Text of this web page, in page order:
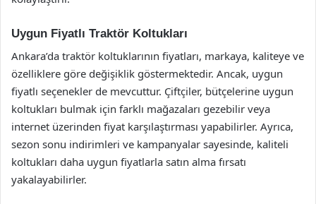
Uygun Fiyatlı Traktör Koltukları
Ankara’da traktör koltuklarının fiyatları, markaya, kaliteye ve
özelliklere göre değişiklik göstermektedir. Ancak, uygun
fiyatlı seçenekler de mevcuttur. Çiftçiler, bütçelerine uygun
koltukları bulmak için farklı mağazaları gezebilir veya
internet üzerinden fiyat karşılaştırması yapabilirler. Ayrıca,
sezon sonu indirimleri ve kampanyalar sayesinde, kaliteli
koltukları daha uygun fiyatlarla satın alma fırsatı
yakalayabilirler.